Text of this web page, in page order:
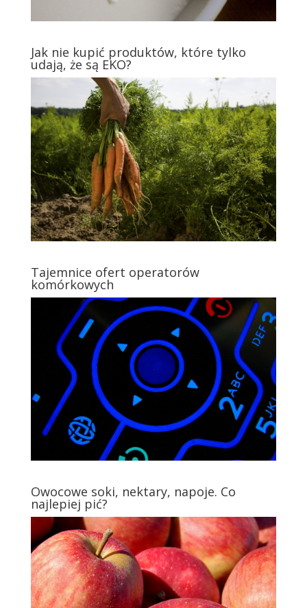
Jak nie kupić produktów, które tylko
udają, że są EKO?
Tajemnice ofert operatorów
komórkowych
Owocowe soki, nektary, napoje. Co
najlepiej pić?